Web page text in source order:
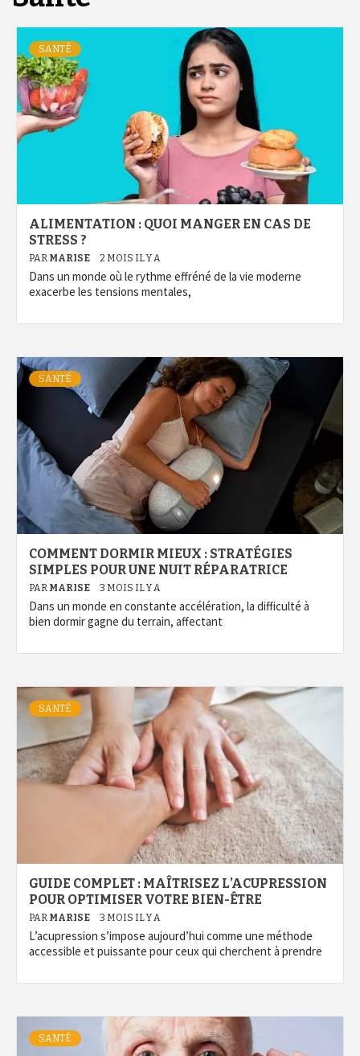
SANTÉ
ALIMENTATION : QUOI MANGER EN CAS DE
STRESS ?
PAR MARISE 2 MOIS IL Y A
Dans un monde où le rythme effréné de la vie moderne
exacerbe les tensions mentales,
SANTÉ
COMMENT DORMIR MIEUX : STRATÉGIES
SIMPLES POUR UNE NUIT RÉPARATRICE
PAR MARISE 3 MOIS IL Y A
Dans un monde en constante accélération, la difficulté à
bien dormir gagne du terrain, affectant
SANTÉ
GUIDE COMPLET : MAÎTRISEZ L’ACUPRESSION
POUR OPTIMISER VOTRE BIEN-ÊTRE
PAR MARISE 3 MOIS IL Y A
L’acupression s’impose aujourd’hui comme une méthode
accessible et puissante pour ceux qui cherchent à prendre
SANTÉ